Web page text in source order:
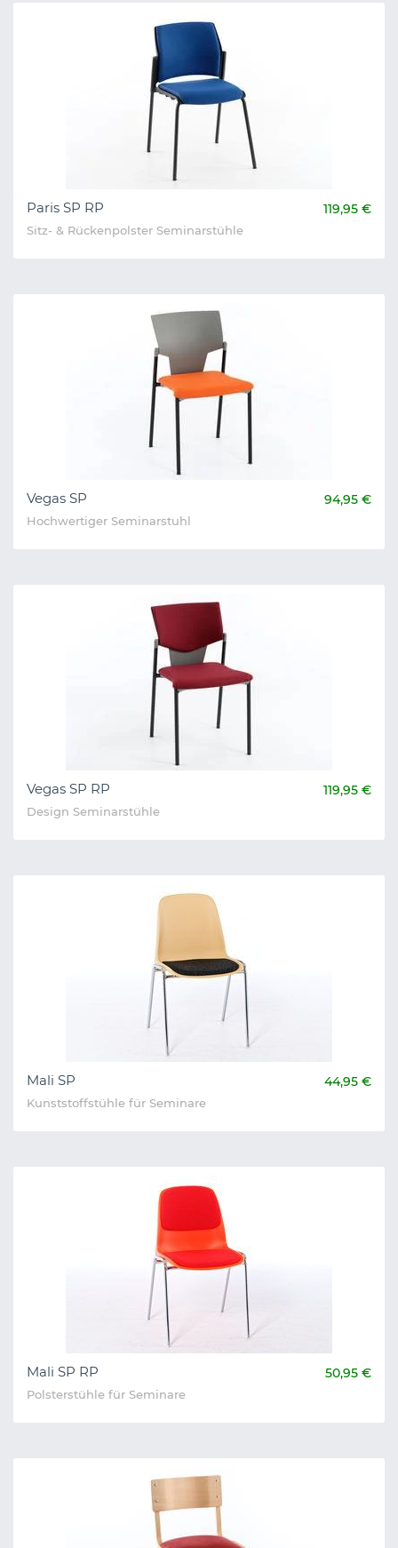
Paris SP RP 119,95 €
Sitz- & Rückenpolster Seminarstühle
Vegas SP 94,95 €
Hochwertiger Seminarstuhl
Vegas SP RP 119,95 €
Design Seminarstühle
Mali SP 44,95 €
Kunststoffstühle für Seminare
Mali SP RP 50,95 €
Polsterstühle für Seminare